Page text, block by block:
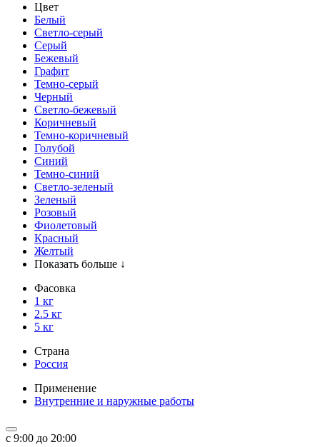
Цвет
Белый
Светло-серый
Серый
Бежевый
Графит
Темно-серый
Черный
Светло-бежевый
Коричневый
Темно-коричневый
Голубой
Синий
Темно-синий
Светло-зеленый
Зеленый
Розовый
Фиолетовый
Красный
Желтый
Показать больше ↓
Фасовка
1 кг
2.5 кг
5 кг
Страна
Россия
Применение
Внутренние и наружные работы
c 9:00 до 20:00